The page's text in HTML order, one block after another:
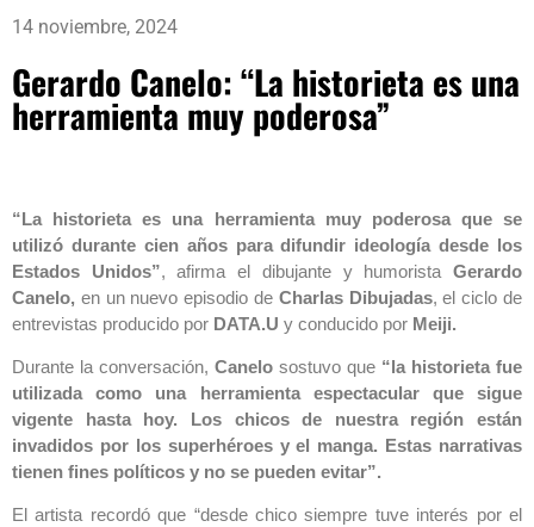
14 noviembre, 2024
Gerardo Canelo: “La historieta es una
herramienta muy poderosa”
“La historieta es una herramienta muy poderosa que se
utilizó durante cien años para difundir ideología desde los
Estados Unidos”, afirma el dibujante y humorista Gerardo
Canelo, en un nuevo episodio de Charlas Dibujadas, el ciclo de
entrevistas producido por DATA.U y conducido por Meiji.
Durante la conversación, Canelo sostuvo que “la historieta fue
utilizada como una herramienta espectacular que sigue
vigente hasta hoy. Los chicos de nuestra región están
invadidos por los superhéroes y el manga. Estas narrativas
tienen fines políticos y no se pueden evitar”.
El artista recordó que “desde chico siempre tuve interés por el